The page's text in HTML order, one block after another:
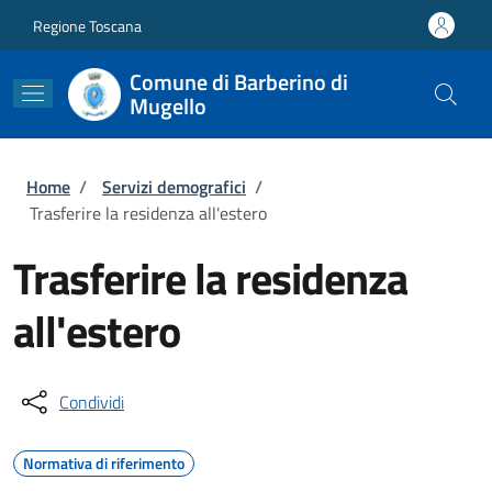
Regione Toscana
Comune di Barberino di
Mugello
Briciole di pane
Home / Servizi demografici /
Trasferire la residenza all'estero
Trasferire la residenza
all'estero
Condividi
Normativa di riferimento